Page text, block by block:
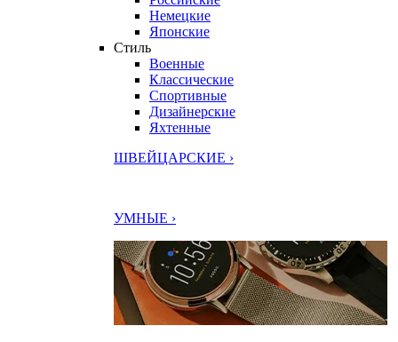
Немецкие
Японские
Стиль
Военные
Классические
Спортивные
Дизайнерские
Яхтенные
ШВЕЙЦАРСКИЕ ›
УМНЫЕ ›